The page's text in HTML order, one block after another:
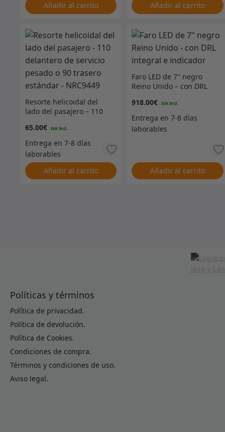
Añadir al carrito Añadir al carrito
Resorte helicoidal del
lado del pasajero – 110
pesado o 90 trasero
estándar – NRC9449
65.00€
Añadir al carrito
Faro LED de 7″ negro
Reino Unido – con DRL
918.00€
Añadir al carrito
Políticas y términos
Política de privacidad.
Política de devolución.
Política de Cookies.
Condiciones de compra.
Términos y condiciones de uso.
Aviso legal.